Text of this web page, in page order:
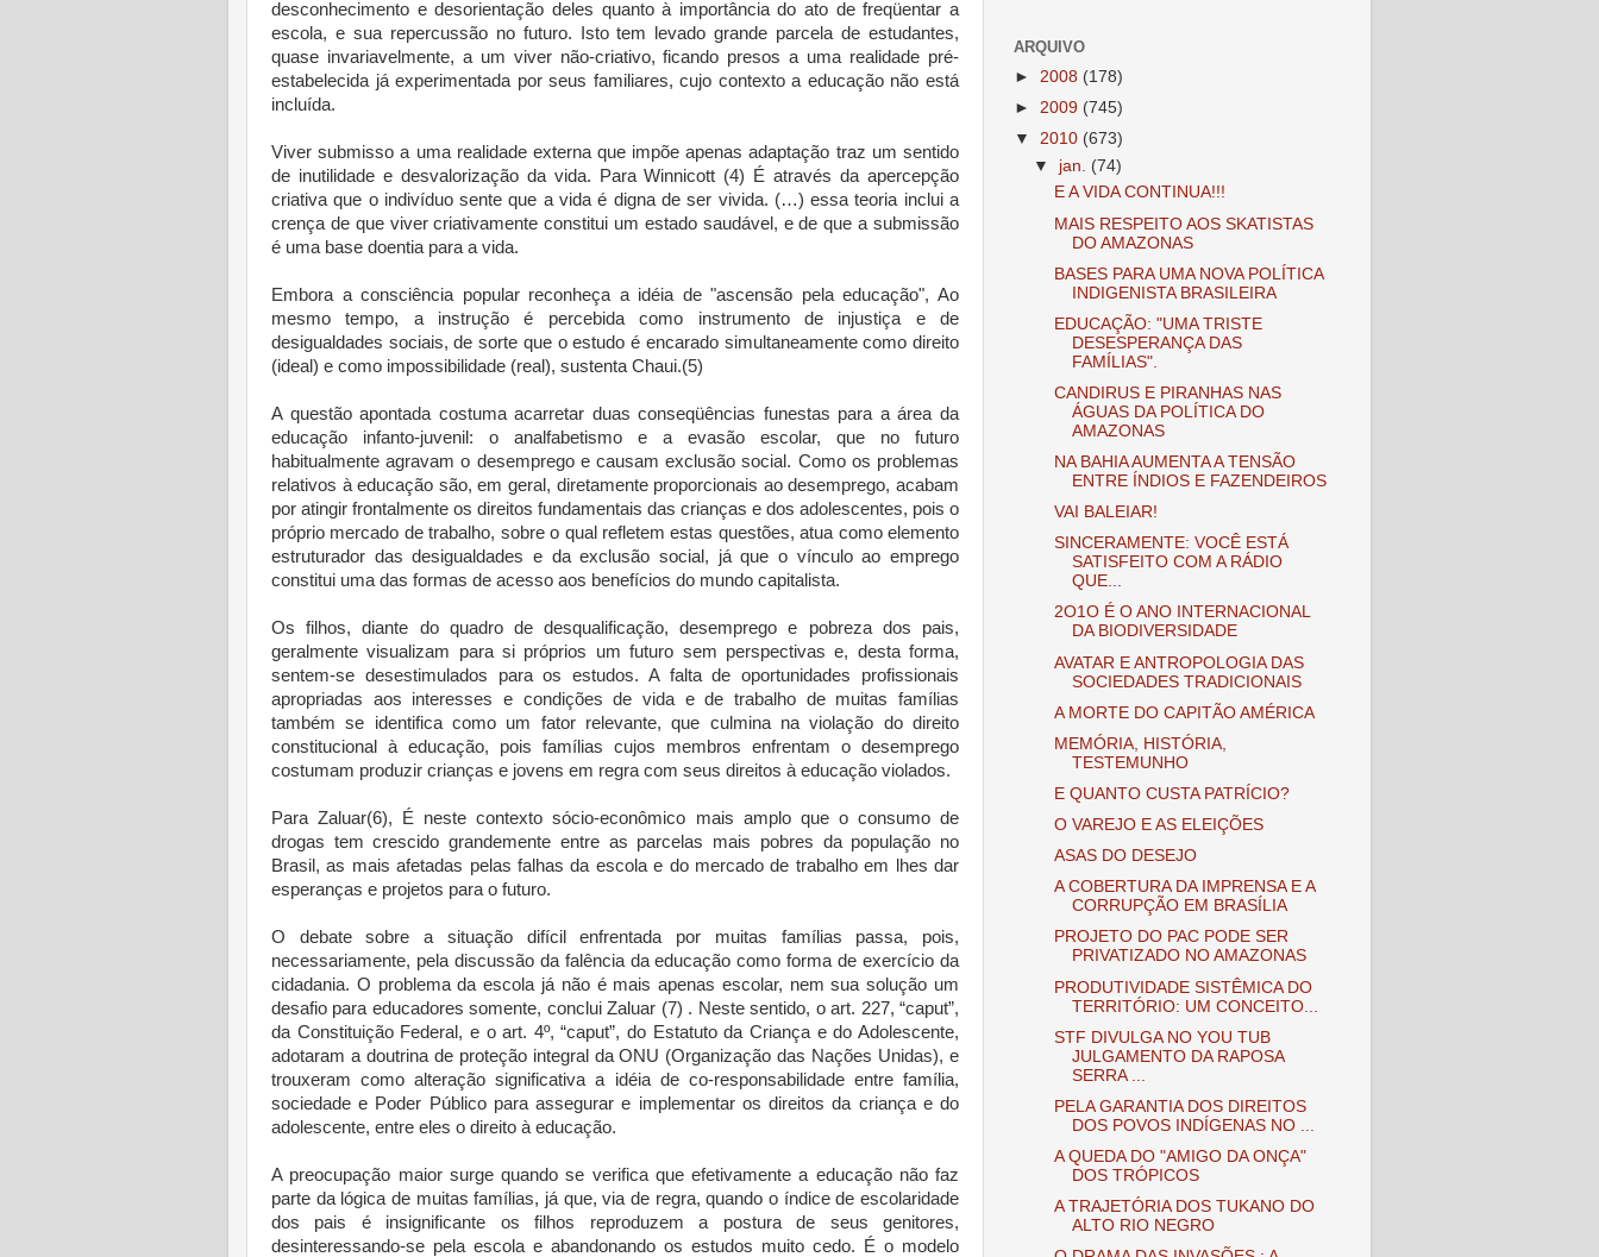
desconhecimento e desorientação deles quanto à importância do ato de freqüentar a
escola, e sua repercussão no futuro. Isto tem levado grande parcela de estudantes,
quase invariavelmente, a um viver não-criativo, ficando presos a uma realidade pré-
estabelecida já experimentada por seus familiares, cujo contexto a educação não está
incluída.
Viver submisso a uma realidade externa que impõe apenas adaptação traz um sentido
de inutilidade e desvalorização da vida. Para Winnicott (4) É através da apercepção
criativa que o indivíduo sente que a vida é digna de ser vivida. (…) essa teoria inclui a
crença de que viver criativamente constitui um estado saudável, e de que a submissão
é uma base doentia para a vida.
Embora a consciência popular reconheça a idéia de "ascensão pela educação", Ao
mesmo tempo, a instrução é percebida como instrumento de injustiça e de
desigualdades sociais, de sorte que o estudo é encarado simultaneamente como direito
(ideal) e como impossibilidade (real), sustenta Chaui.(5)
A questão apontada costuma acarretar duas conseqüências funestas para a área da
educação infanto-juvenil: o analfabetismo e a evasão escolar, que no futuro
habitualmente agravam o desemprego e causam exclusão social. Como os problemas
relativos à educação são, em geral, diretamente proporcionais ao desemprego, acabam
por atingir frontalmente os direitos fundamentais das crianças e dos adolescentes, pois o
próprio mercado de trabalho, sobre o qual refletem estas questões, atua como elemento
estruturador das desigualdades e da exclusão social, já que o vínculo ao emprego
constitui uma das formas de acesso aos benefícios do mundo capitalista.
Os filhos, diante do quadro de desqualificação, desemprego e pobreza dos pais,
geralmente visualizam para si próprios um futuro sem perspectivas e, desta forma,
sentem-se desestimulados para os estudos. A falta de oportunidades profissionais
apropriadas aos interesses e condições de vida e de trabalho de muitas famílias
também se identifica como um fator relevante, que culmina na violação do direito
constitucional à educação, pois famílias cujos membros enfrentam o desemprego
costumam produzir crianças e jovens em regra com seus direitos à educação violados.
Para Zaluar(6), É neste contexto sócio-econômico mais amplo que o consumo de
drogas tem crescido grandemente entre as parcelas mais pobres da população no
Brasil, as mais afetadas pelas falhas da escola e do mercado de trabalho em lhes dar
esperanças e projetos para o futuro.
O debate sobre a situação difícil enfrentada por muitas famílias passa, pois,
necessariamente, pela discussão da falência da educação como forma de exercício da
cidadania. O problema da escola já não é mais apenas escolar, nem sua solução um
desafio para educadores somente, conclui Zaluar (7) . Neste sentido, o art. 227, “caput”,
da Constituição Federal, e o art. 4º, “caput”, do Estatuto da Criança e do Adolescente,
adotaram a doutrina de proteção integral da ONU (Organização das Nações Unidas), e
trouxeram como alteração significativa a idéia de co-responsabilidade entre família,
sociedade e Poder Público para assegurar e implementar os direitos da criança e do
adolescente, entre eles o direito à educação.
A preocupação maior surge quando se verifica que efetivamente a educação não faz
parte da lógica de muitas famílias, já que, via de regra, quando o índice de escolaridade
dos pais é insignificante os filhos reproduzem a postura de seus genitores,
desinteressando-se pela escola e abandonando os estudos muito cedo. É o modelo
ARQUIVO
► 2008 (178)
► 2009 (745)
▼ 2010 (673)
▼ jan. (74)
E A VIDA CONTINUA!!!
MAIS RESPEITO AOS SKATISTAS
DO AMAZONAS
BASES PARA UMA NOVA POLÍTICA
INDIGENISTA BRASILEIRA
EDUCAÇÃO: "UMA TRISTE
DESESPERANÇA DAS
FAMÍLIAS".
CANDIRUS E PIRANHAS NAS
ÁGUAS DA POLÍTICA DO
AMAZONAS
NA BAHIA AUMENTA A TENSÃO
ENTRE ÍNDIOS E FAZENDEIROS
VAI BALEIAR!
SINCERAMENTE: VOCÊ ESTÁ
SATISFEITO COM A RÁDIO
QUE...
2O1O É O ANO INTERNACIONAL
DA BIODIVERSIDADE
AVATAR E ANTROPOLOGIA DAS
SOCIEDADES TRADICIONAIS
A MORTE DO CAPITÃO AMÉRICA
MEMÓRIA, HISTÓRIA,
TESTEMUNHO
E QUANTO CUSTA PATRÍCIO?
O VAREJO E AS ELEIÇÕES
ASAS DO DESEJO
A COBERTURA DA IMPRENSA E A
CORRUPÇÃO EM BRASÍLIA
PROJETO DO PAC PODE SER
PRIVATIZADO NO AMAZONAS
PRODUTIVIDADE SISTÊMICA DO
TERRITÓRIO: UM CONCEITO...
STF DIVULGA NO YOU TUB
JULGAMENTO DA RAPOSA
SERRA ...
PELA GARANTIA DOS DIREITOS
DOS POVOS INDÍGENAS NO ...
A QUEDA DO "AMIGO DA ONÇA"
DOS TRÓPICOS
A TRAJETÓRIA DOS TUKANO DO
ALTO RIO NEGRO